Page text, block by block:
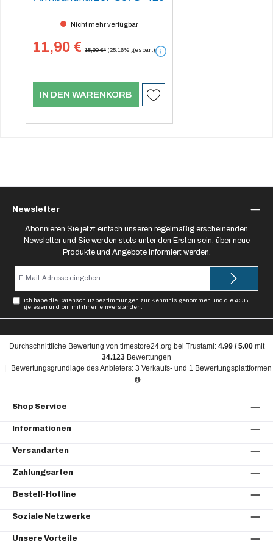
Nicht mehr verfügbar
11,90 € 15,90 €* (25.16% gespart)
IN DEN WARENKORB
Durchschnittliche Bewertung von timestore24.org bei Trustami: 4.99/5.00mit
34.123 Bewertungen
Bewertungsgrundlage des Anbieters: 3 Verkaufs- und 1 Bewertungsplattformen
Newsletter
Abonnieren Sie jetzt einfach unseren regelmäßig erscheinenden
Newsletter und Sie werden stets unter den Ersten sein, über neue
Produkte und Angebote informiert werden.
Ich habe die Datenschutzbestimmungen zur Kenntnis genommen und dieAGB
gelesen und bin mit ihnen einverstanden.
Shop Service
Informationen
Versandarten
Zahlungsarten
Bestell-Hotline
Soziale Netzwerke
Unsere Vorteile